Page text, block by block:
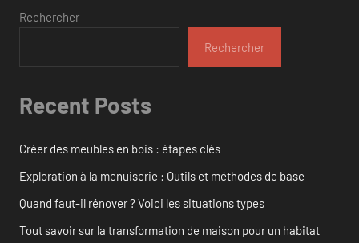
Rechercher
Rechercher
Recent Posts
Créer des meubles en bois : étapes clés
Exploration à la menuiserie : Outils et méthodes de base
Quand faut-il rénover ? Voici les situations types
Tout savoir sur la transformation de maison pour un habitat